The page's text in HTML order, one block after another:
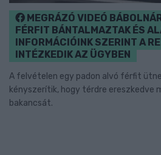
MEGRÁZÓ VIDEÓ
FÉRFIT BÁNTALMAZTAK ÉS
INFORMÁCIÓINK SZERINT A
INTÉZKEDIK AZ ÜGYBEN
A felvételen egy padon alvó férfit
kényszerítik, hogy térdre ereszkedve
bakancsát.